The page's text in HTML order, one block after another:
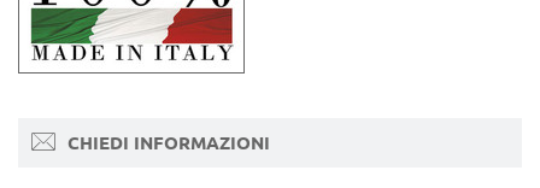
CHIEDI INFORMAZIONI